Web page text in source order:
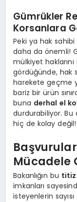
Gümrükler
Korsanlara
Peki ya hak sahibi
daha da önemli!
mülkiyet
gördüğünde, hak
harekete geçme
bariz bir ürün
buna derhal el
durdurabiliyor. Bu
hiç de kolay değil!
Başvurular
Mücadele
Bakanlığın bu titiz
imkanları
isteyenlerin